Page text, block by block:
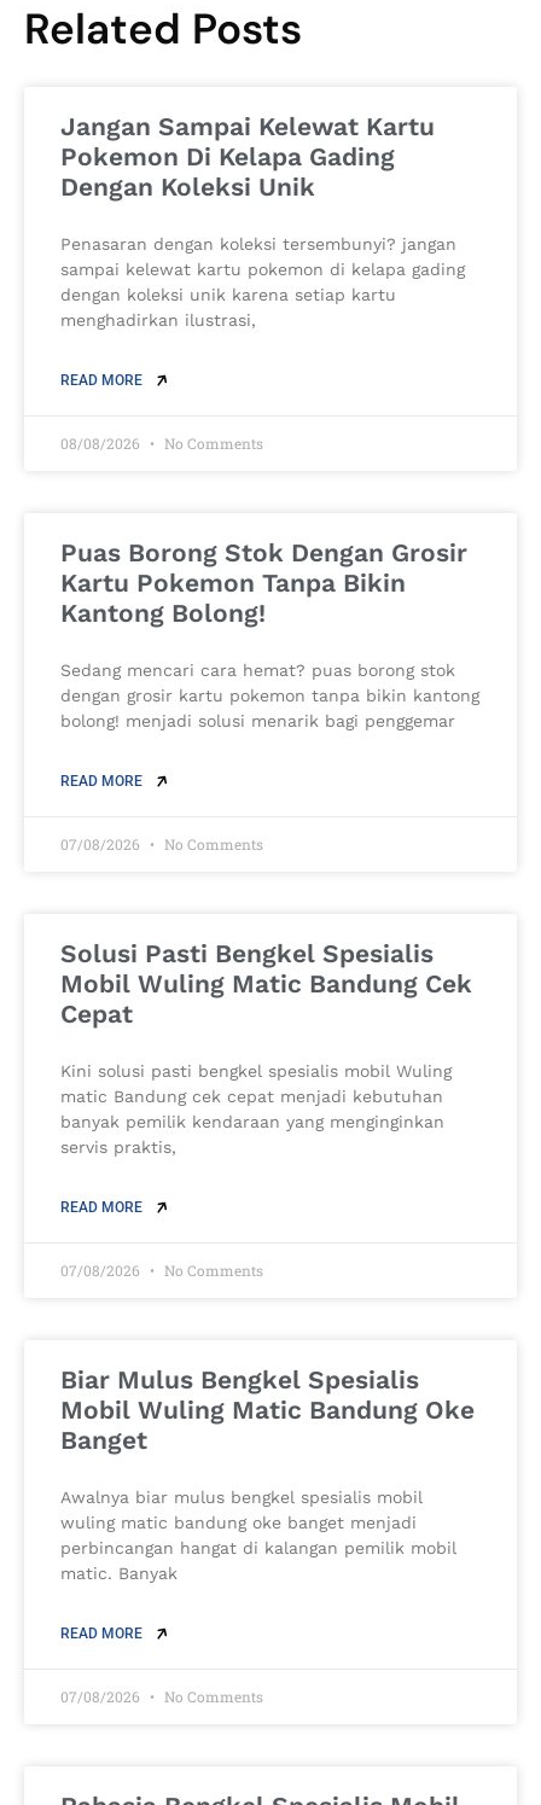
Related Posts
Jangan Sampai Kelewat Kartu
Pokemon Di Kelapa Gading
Dengan Koleksi Unik
Penasaran dengan koleksi tersembunyi? jangan
sampai kelewat kartu pokemon di kelapa gading
dengan koleksi unik karena setiap kartu
menghadirkan ilustrasi,
READ MORE
08/08/2026 No Comments
Puas Borong Stok Dengan Grosir
Kartu Pokemon Tanpa Bikin
Kantong Bolong!
Sedang mencari cara hemat? puas borong stok
dengan grosir kartu pokemon tanpa bikin kantong
bolong! menjadi solusi menarik bagi penggemar
READ MORE
07/08/2026 No Comments
Solusi Pasti Bengkel Spesialis
Mobil Wuling Matic Bandung Cek
Cepat
Kini solusi pasti bengkel spesialis mobil Wuling
matic Bandung cek cepat menjadi kebutuhan
banyak pemilik kendaraan yang menginginkan
servis praktis,
READ MORE
07/08/2026 No Comments
Biar Mulus Bengkel Spesialis
Mobil Wuling Matic Bandung Oke
Banget
Awalnya biar mulus bengkel spesialis mobil
wuling matic bandung oke banget menjadi
perbincangan hangat di kalangan pemilik mobil
matic. Banyak
READ MORE
07/08/2026 No Comments